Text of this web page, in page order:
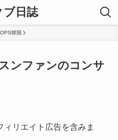
ブ日誌
韓国
ンファンのコンサ
リエイト広告を含みま